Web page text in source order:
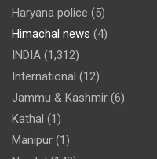
Haryana police (5)
Himachal news (4)
INDIA (1,312)
International (12)
Jammu & Kashmir (6)
Kathal (1)
Manipur (1)